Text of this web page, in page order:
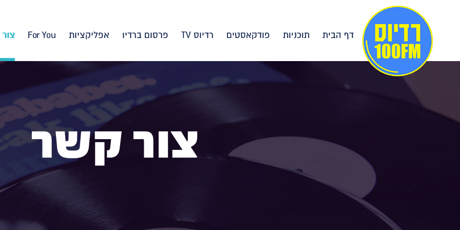
דף הבית תוכניות פודקאסטים רדיוס TV פרסום ברדיו אפליקציות For You
צור קשר